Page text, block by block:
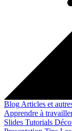
Blog Articles et
Apprendre à
Slides Tutorials